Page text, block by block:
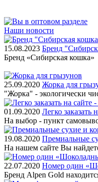
Наши новости
15.08.2023 Бренд
Бренд «Сибирская кошка»
25.09.2020 Жорка для
"Жорка" - экологически
01.09.2020 Легко заказать
На выбор - пункт
19.08.2020 Премиальные
На нашем сайте Вы
22.07.2020 Номер один
Бренд Alpen Gold